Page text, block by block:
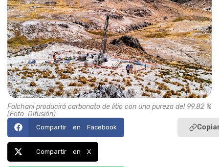
Falchani producirá carbonato de litio con una pureza del 99.82 %
(Foto: Difusión)
Compartir en Facebook
Compartir en X